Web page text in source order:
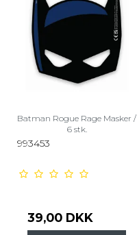
Batman Rogue Rage Masker /
6 stk.
993453
39,00 DKK